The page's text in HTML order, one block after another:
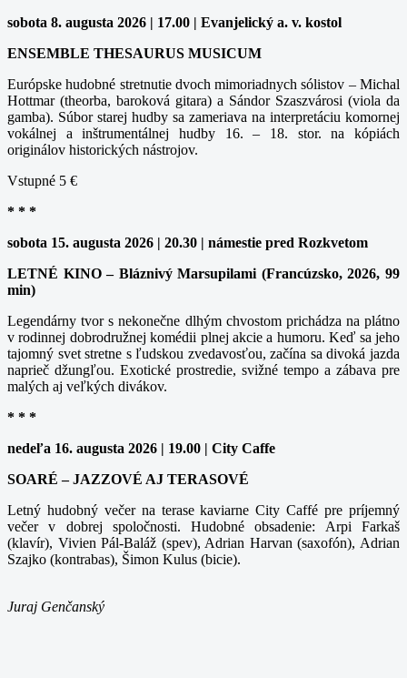
sobota 8. augusta 2026 | 17.00 | Evanjelický a. v. kostol
ENSEMBLE THESAURUS MUSICUM
Európske hudobné stretnutie dvoch mimoriadnych sólistov – Michal
Hottmar (theorba, baroková gitara) a Sándor Szaszvárosi (viola da
gamba). Súbor starej hudby sa zameriava na interpretáciu komornej
vokálnej a inštrumentálnej hudby 16. – 18. stor. na kópiách
originálov historických nástrojov.
Vstupné 5 €
* * *
sobota 15. augusta 2026 | 20.30 | námestie pred Rozkvetom
LETNÉ KINO – Bláznivý Marsupilami (Francúzsko, 2026, 99
min)
Legendárny tvor s nekonečne dlhým chvostom prichádza na plátno
v rodinnej dobrodružnej komédii plnej akcie a humoru. Keď sa jeho
tajomný svet stretne s ľudskou zvedavosťou, začína sa divoká jazda
naprieč džungľou. Exotické prostredie, svižné tempo a zábava pre
malých aj veľkých divákov.
* * *
nedeľa 16. augusta 2026 | 19.00 | City Caffe
SOARÉ – JAZZOVÉ AJ TERASOVÉ
Letný hudobný večer na terase kaviarne City Caffé pre príjemný
večer v dobrej spoločnosti. Hudobné obsadenie: Arpi Farkaš
(klavír), Vivien Pál-Baláž (spev), Adrian Harvan (saxofón), Adrian
Szajko (kontrabas), Šimon Kulus (bicie).
Juraj Genčanský